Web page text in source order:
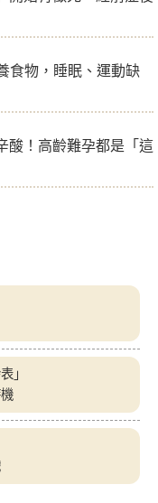
食物，睡眠、運動缺
酸！高齡難孕都是「這
」